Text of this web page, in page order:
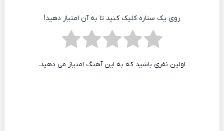
روی یک ستاره کلیک کنید تا به آن امتیاز دهید!
اولین نفری باشید که به این آهنگ امتیاز می دهید.